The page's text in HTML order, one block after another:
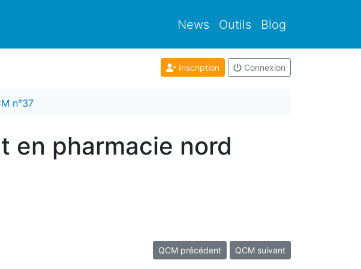
News Outils Blog
Inscription Connexion
n°37
en pharmacie nord
QCM précédent QCM suivant